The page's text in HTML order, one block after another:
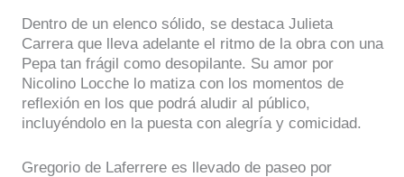
Dentro de un elenco sólido, se destaca Julieta
Carrera que lleva adelante el ritmo de la obra con una
Pepa tan frágil como desopilante. Su amor por
Nicolino Locche lo matiza con los momentos de
reflexión en los que podrá aludir al público,
incluyéndolo en la puesta con alegría y comicidad.
Gregorio de Laferrere es llevado de paseo por